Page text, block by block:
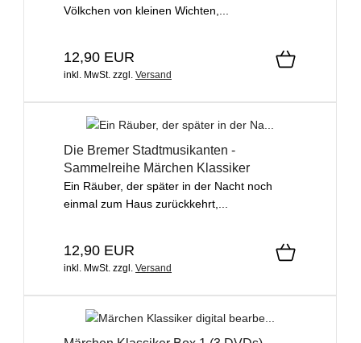
Völkchen von kleinen Wichten,...
12,90 EUR
inkl. MwSt. zzgl. Versand
Die Bremer Stadtmusikanten -
Sammelreihe Märchen Klassiker
Ein Räuber, der später in der Nacht noch
einmal zum Haus zurückkehrt,...
12,90 EUR
inkl. MwSt. zzgl. Versand